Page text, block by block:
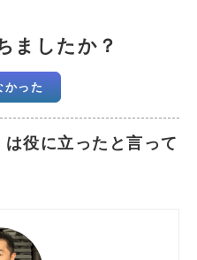
ましたか？
かった
役に立ったと言って